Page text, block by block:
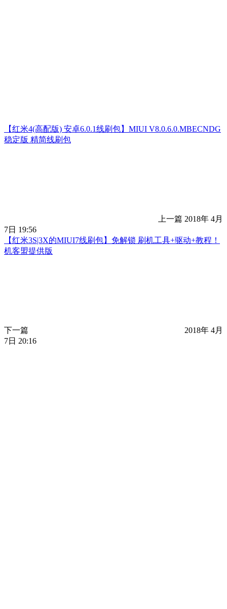
【红米4(高配版) 安卓6.0.1线刷包】MIUI V8.0.6.0.MBECNDG
稳定版 精简线刷包
上一篇 2018年 4月
7日 19:56
【红米3S|3X的MIUI7线刷包】免解锁 刷机工具+驱动+教程！
机客盟提供版
下一篇
2018年 4月
7日 20:16